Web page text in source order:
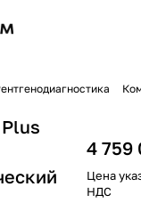
4 759
Цена
НДС